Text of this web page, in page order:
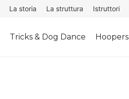
La storia La struttura Istruttori
Tricks & Dog Dance Hoopers